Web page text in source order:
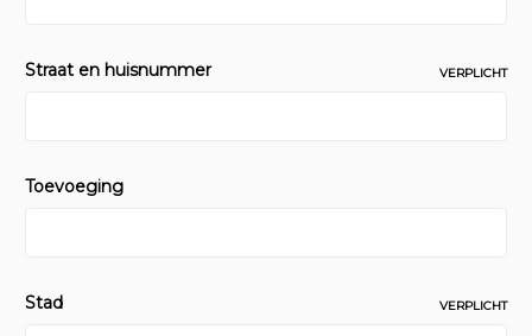
Straat en huisnummer VERPLICHT
Toevoeging
Stad VERPLICHT